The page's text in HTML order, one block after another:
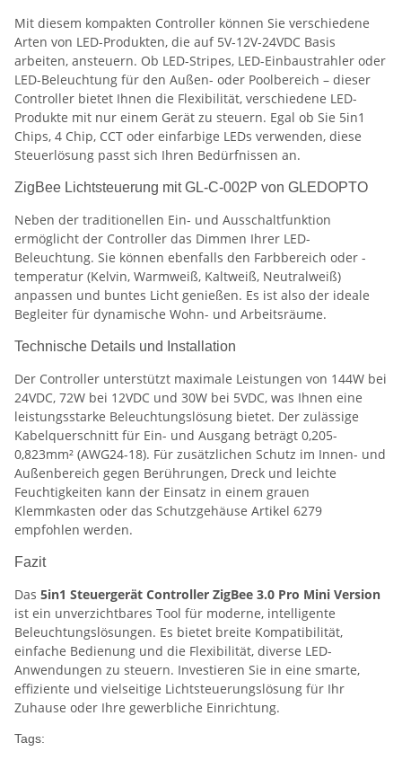
Mit diesem kompakten Controller können Sie verschiedene
Arten von LED-Produkten, die auf 5V-12V-24VDC Basis
arbeiten, ansteuern. Ob LED-Stripes, LED-Einbaustrahler oder
LED-Beleuchtung für den Außen- oder Poolbereich – dieser
Controller bietet Ihnen die Flexibilität, verschiedene LED-
Produkte mit nur einem Gerät zu steuern. Egal ob Sie 5in1
Chips, 4 Chip, CCT oder einfarbige LEDs verwenden, diese
Steuerlösung passt sich Ihren Bedürfnissen an.
ZigBee Lichtsteuerung mit GL-C-002P von GLEDOPTO
Neben der traditionellen Ein- und Ausschaltfunktion
ermöglicht der Controller das Dimmen Ihrer LED-
Beleuchtung. Sie können ebenfalls den Farbbereich oder -
temperatur (Kelvin, Warmweiß, Kaltweiß, Neutralweiß)
anpassen und buntes Licht genießen. Es ist also der ideale
Begleiter für dynamische Wohn- und Arbeitsräume.
Technische Details und Installation
Der Controller unterstützt maximale Leistungen von 144W bei
24VDC, 72W bei 12VDC und 30W bei 5VDC, was Ihnen eine
leistungsstarke Beleuchtungslösung bietet. Der zulässige
Kabelquerschnitt für Ein- und Ausgang beträgt 0,205-
0,823mm² (AWG24-18). Für zusätzlichen Schutz im Innen- und
Außenbereich gegen Berührungen, Dreck und leichte
Feuchtigkeiten kann der Einsatz in einem grauen
Klemmkasten oder das Schutzgehäuse Artikel 6279
empfohlen werden.
Fazit
Das 5in1 Steuergerät Controller ZigBee 3.0 Pro Mini Version
ist ein unverzichtbares Tool für moderne, intelligente
Beleuchtungslösungen. Es bietet breite Kompatibilität,
einfache Bedienung und die Flexibilität, diverse LED-
Anwendungen zu steuern. Investieren Sie in eine smarte,
effiziente und vielseitige Lichtsteuerungslösung für Ihr
Zuhause oder Ihre gewerbliche Einrichtung.
Tags: